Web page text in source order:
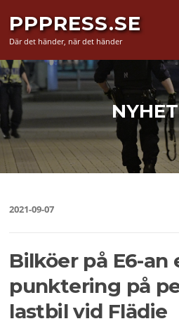
innehåll
PPPRESS.SE
Där det händer, när det händer
2021-09-07
Bilköer på E6-an
punktering på
lastbil vid Flädie